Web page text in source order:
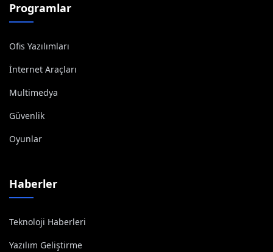
Programlar
Ofis Yazılımları
İnternet Araçları
Multimedya
Güvenlik
Oyunlar
Haberler
Teknoloji Haberleri
Yazılım Geliştirme